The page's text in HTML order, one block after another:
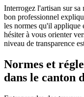
Interrogez l'artisan sur sa
bon professionnel
les normes qu'il applique
hésiter à vous orienter
niveau de transparence
Normes et
dans le canton